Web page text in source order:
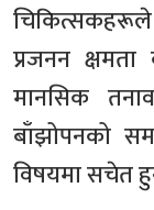
प्रजनन
मानसिक
बाँझोपनको
विषयमा सचेत